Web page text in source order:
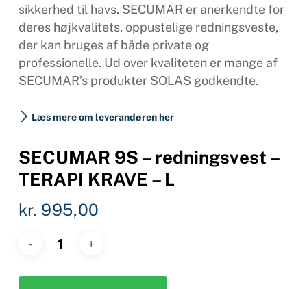
sikkerhed til havs. SECUMAR er anerkendte for
deres højkvalitets, oppustelige redningsveste,
der kan bruges af både private og
professionelle. Ud over kvaliteten er mange af
SECUMAR’s produkter SOLAS godkendte.
Læs mere om leverandøren her
SECUMAR 9S – redningsvest –
TERAPI KRAVE – L
kr. 995,00